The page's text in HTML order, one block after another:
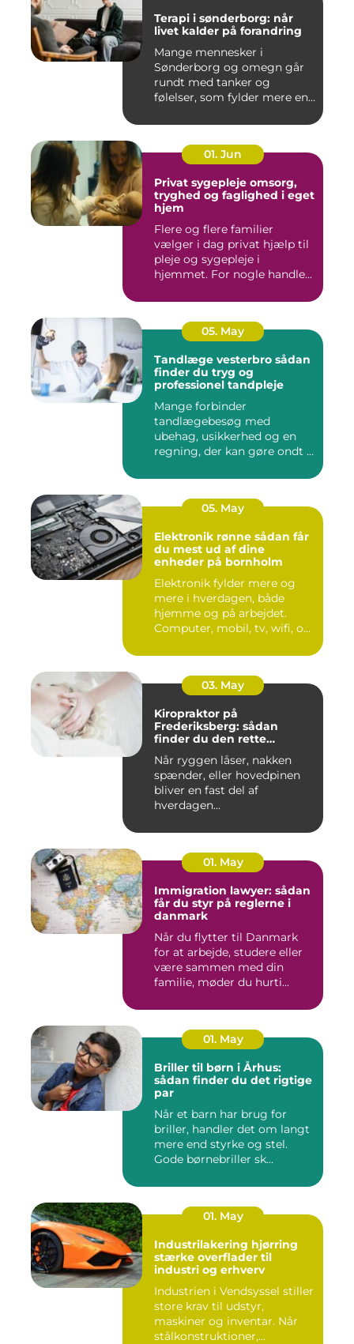
Terapi i sønderborg: når
livet kalder på forandring
Mange mennesker i
Sønderborg og omegn går
rundt med tanker og
følelser, som fylder mere end
01. Jun
Privat sygepleje omsorg,
tryghed og faglighed i eget
hjem
Flere og flere familier
vælger i dag privat hjælp til
pleje og sygepleje i
hjemmet. For nogle handle...
05. May
Tandlæge vesterbro sådan
finder du tryg og
professionel tandpleje
Mange forbinder
tandlægebesøg med
ubehag, usikkerhed og en
regning, der kan gøre ondt i
05. May
Elektronik rønne sådan får
du mest ud af dine
enheder på bornholm
Elektronik fylder mere og
mere i hverdagen, både
hjemme og på arbejdet.
Computer, mobil, tv, wifi, o...
03. May
Kiropraktor på
Frederiksberg: sådan
finder du den rette
Når ryggen låser, nakken
spænder, eller hovedpinen
bliver en fast del af
hverdagen...
01. May
Immigration lawyer: sådan
får du styr på reglerne i
danmark
Når du flytter til Danmark
for at arbejde, studere eller
være sammen med din
familie, møder du hurti...
01. May
Briller til børn i Århus:
sådan finder du det rigtige
par
Når et barn har brug for
briller, handler det om langt
mere end styrke og stel.
Gode børnebriller sk...
01. May
Industrilakering hjørring
stærke overflader til
industri og erhverv
Industrien i Vendsyssel stiller
store krav til udstyr,
maskiner og inventar. Når
stålkonstruktioner,...